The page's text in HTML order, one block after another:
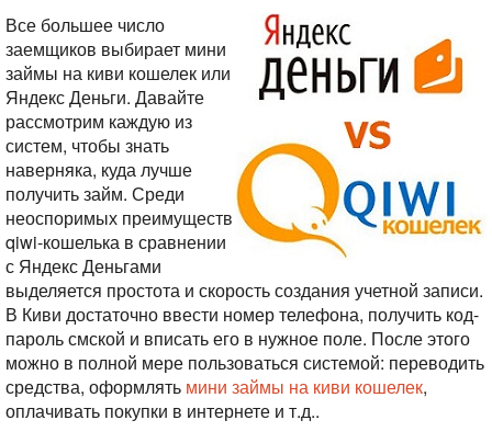
Все большее число
заемщиков выбирает мини
займы на киви кошелек или
Яндекс Деньги. Давайте
рассмотрим каждую из
систем, чтобы знать
наверняка, куда лучше
получить займ. Среди
неоспоримых преимуществ
qiwi-кошелька в сравнении
с Яндекс Деньгами
выделяется простота и скорость создания учетной записи.
В Киви достаточно ввести номер телефона, получить код-
пароль смской и вписать его в нужное поле. После этого
можно в полной мере пользоваться системой: переводить
средства, оформлять мини займы на киви кошелек,
оплачивать покупки в интернете и т.д..